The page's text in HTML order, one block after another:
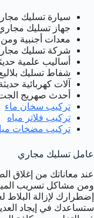
سيارة تسليك
جهاز تسليك
معدات أجنبية
شركة تسليك
أساليب علمية
شفاط تسليك
آلات كهربائية
أحدث صهريج
تركيب سخان ماء
تركيب فلاتر مياه
تركيب مضخات
عامل تسليك مجاري
عند معاناتك من إغلاق
ومن مشاكل تسريب
إضطرارك لإزالة
ستساعدك في إيجاد